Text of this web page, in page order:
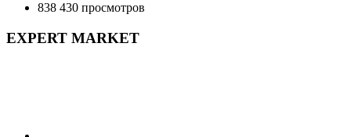
838 430 просмотров
EXPERT MARKET